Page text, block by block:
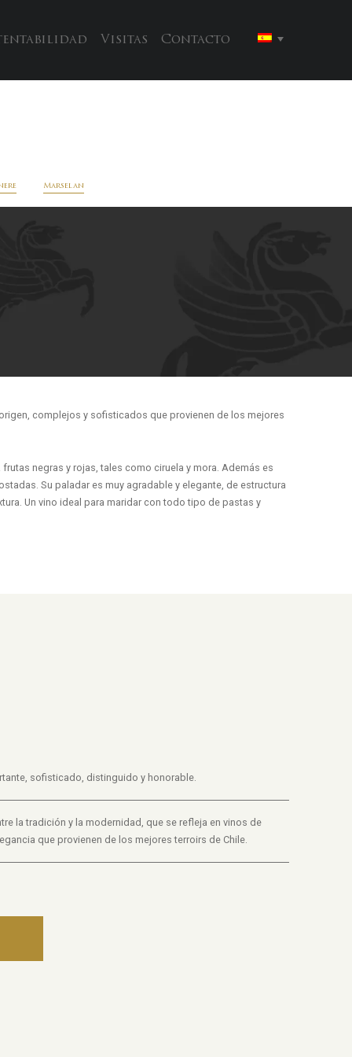
Visitas Contacto
Marselan
complejos y sofisticados que provienen de los mejores
negras y rojas, tales como ciruela y mora. Además es
Su paladar es muy agradable y elegante, de estructura
Un vino ideal para maridar con todo tipo de pastas y
sofisticado, distinguido y honorable.
la tradición y la modernidad, que se refleja en vinos de
que provienen de los mejores terroirs de Chile.